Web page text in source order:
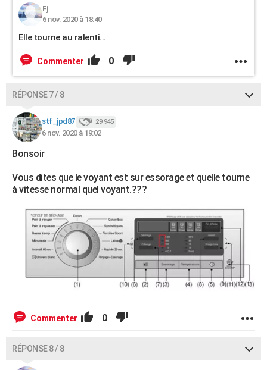
Fj
6 nov. 2020 à 18:40
Elle tourne au ralenti...
Commenter 0
RÉPONSE 7 / 8
stf_jpd87 29 945
6 nov. 2020 à 19:02
Bonsoir
Vous dites que le voyant est sur essorage et quelle tourne
à vitesse normal quel voyant.???
Commenter 0
RÉPONSE 8 / 8